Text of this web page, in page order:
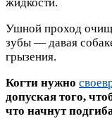
Ушной проход
зубы — давая
грызения.
Когти нужно
допуская того,
что начнут